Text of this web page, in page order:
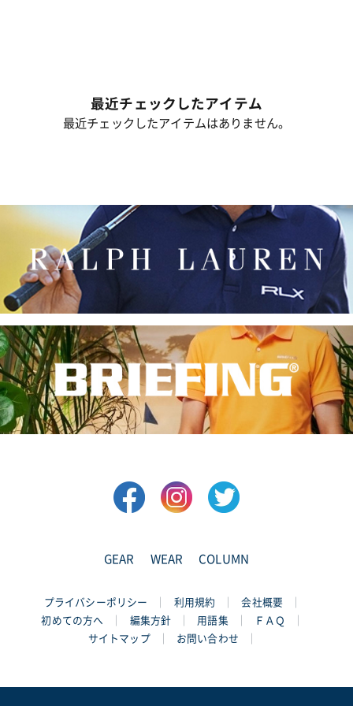
最近チェックしたアイテム
最近チェックしたアイテムはありません。
GEAR WEAR COLUMN
プライバシーポリシー 利用規約
会社概要
初めての方へ
編集方針 用語集
ＦＡＱ
サイトマップ
お問い合わせ